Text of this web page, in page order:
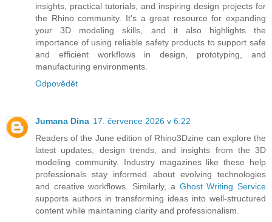
insights, practical tutorials, and inspiring design projects for
the Rhino community. It's a great resource for expanding
your 3D modeling skills, and it also highlights the
importance of using reliable safety products to support safe
and efficient workflows in design, prototyping, and
manufacturing environments.
Odpovědět
Jumana Dina 17. července 2026 v 6:22
Readers of the June edition of Rhino3Dzine can explore the
latest updates, design trends, and insights from the 3D
modeling community. Industry magazines like these help
professionals stay informed about evolving technologies
and creative workflows. Similarly, a Ghost Writing Service
supports authors in transforming ideas into well-structured
content while maintaining clarity and professionalism.